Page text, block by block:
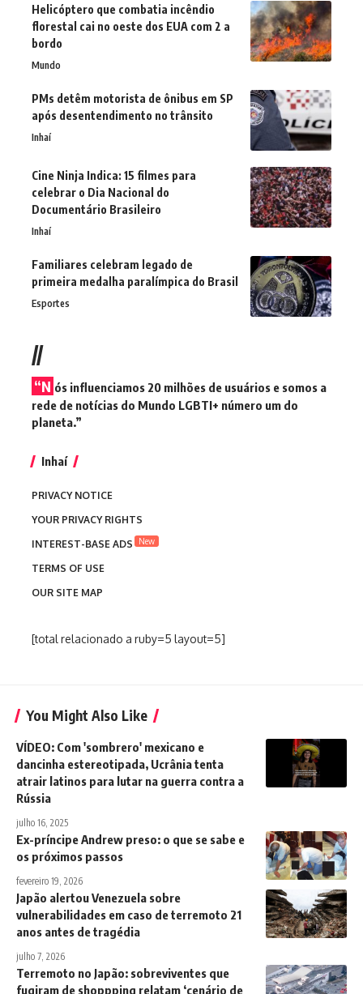
Helicóptero que combatia incêndio
florestal cai no oeste dos EUA com 2 a
bordo
Mundo
PMs detêm motorista de ônibus em SP
após desentendimento no trânsito
Inhaí
Cine Ninja Indica: 15 filmes para
celebrar o Dia Nacional do
Documentário Brasileiro
Inhaí
Familiares celebram legado de
primeira medalha paralímpica do Brasil
Esportes
//
“N ós influenciamos 20 milhões de usuários e somos a
rede de notícias do Mundo LGBTI+ número um do
planeta.”
Inhaí
PRIVACY NOTICE
YOUR PRIVACY RIGHTS
INTEREST-BASE ADS
New
TERMS OF USE
OUR SITE MAP
[total relacionado a ruby=5 layout=5]
You Might Also Like
VÍDEO: Com 'sombrero' mexicano e
dancinha estereotipada, Ucrânia tenta
atrair latinos para lutar na guerra contra a
Rússia
julho 16, 2025
Ex-príncipe Andrew preso: o que se sabe e
os próximos passos
fevereiro 19, 2026
Japão alertou Venezuela sobre
vulnerabilidades em caso de terremoto 21
anos antes de tragédia
julho 7, 2026
Terremoto no Japão: sobreviventes que
fugiram de shoppping relatam ‘cenário de